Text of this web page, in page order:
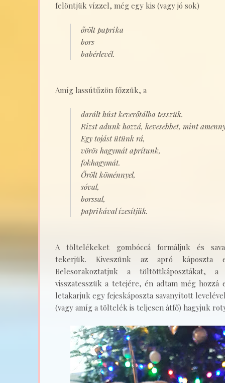
felöntjük vízzel, még egy kis (vagy jó sok)
őrölt paprika
bors
babérlevél.
Amíg lassútűzön főzzük, a
darált húst keverőtálba tesszük.
Rizst adunk hozzá, kevesebbet, mint
Egy tojást ütünk rá,
vörös hagymát aprítunk,
fokhagymát.
Őrölt köménnyel,
sóval,
borssal,
paprikával ízesítjük.
A töltelékeket gombóccá formáljuk és
tekerjük. Kiveszünk az apró káposzta
Belesorakoztatjuk a töltöttkáposztákat,
visszatesszük a tetejére, én adtam még
letakarjuk egy fejeskáposzta savanyított
(vagy amíg a töltelék is teljesen átfő) hagyjuk